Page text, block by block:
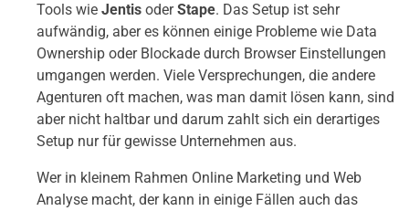
Tools wie Jentis oderStape. Das Setup ist sehr
aufwändig, aber es können einige Probleme wie Data
Ownership oder Blockade durch Browser Einstellungen
umgangen werden. Viele Versprechungen, die andere
Agenturen oft machen, was man damit lösen kann, sind
aber nicht haltbar und darum zahlt sich ein derartiges
Setup nur für gewisse Unternehmen aus.
Wer in kleinem Rahmen Online Marketing und Web
Analyse macht, der kann in einige Fällen auch das